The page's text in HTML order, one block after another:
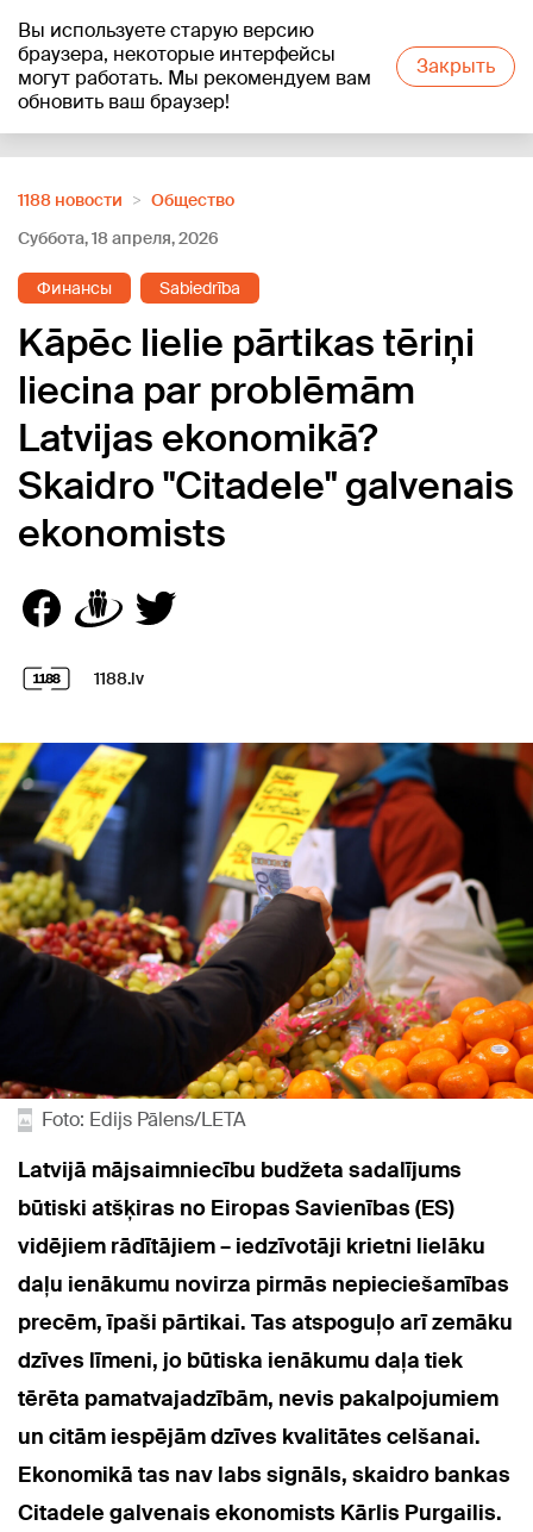
Вы используете старую версию
браузера, некоторые интерфейсы
могут работать. Мы рекомендуем вам
обновить ваш браузер!
Закрыть
+22°C
1188 новости
Oбщество
Суббота, 18 апреля, 2026
Финансы Sabiedrība
Kāpēc lielie pārtikas tēriņi
liecina par problēmām
Latvijas ekonomikā?
Skaidro "Citadele" galvenais
ekonomists
1188.lv
Foto: Edijs Pālens/LETA
Latvijā mājsaimniecību budžeta sadalījums
būtiski atšķiras no Eiropas Savienības (ES)
vidējiem rādītājiem – iedzīvotāji krietni lielāku
daļu ienākumu novirza pirmās nepieciešamības
precēm, īpaši pārtikai. Tas atspoguļo arī zemāku
dzīves līmeni, jo būtiska ienākumu daļa tiek
tērēta pamatvajadzībām, nevis pakalpojumiem
un citām iespējām dzīves kvalitātes celšanai.
Ekonomikā tas nav labs signāls, skaidro bankas
Citadele galvenais ekonomists Kārlis Purgailis.